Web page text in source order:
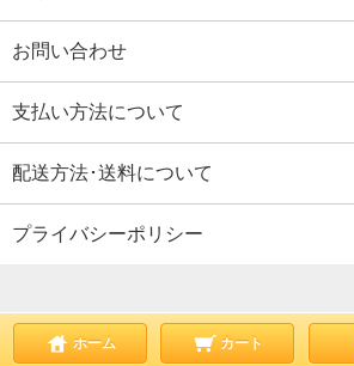
お問い合わせ
支払い方法について
配送方法･送料について
プライバシーポリシー
ホーム カート